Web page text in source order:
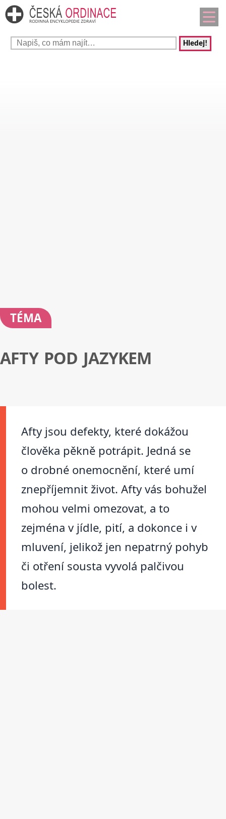
Hledej!
TÉMA
AFTY POD JAZYKEM
Afty jsou defekty, které dokážou
člověka pěkně potrápit. Jedná se
o drobné onemocnění, které umí
znepříjemnit život. Afty vás bohužel
mohou velmi omezovat, a to
zejména v jídle, pití, a dokonce i v
mluvení, jelikož jen nepatrný pohyb
či otření sousta vyvolá palčivou
bolest.